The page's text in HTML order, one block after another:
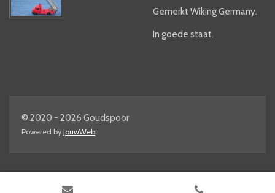
Gemerkt Wiking Germany.
In goede staat.
© 2020 - 2026 Goudspoor
Powered by JouwWeb